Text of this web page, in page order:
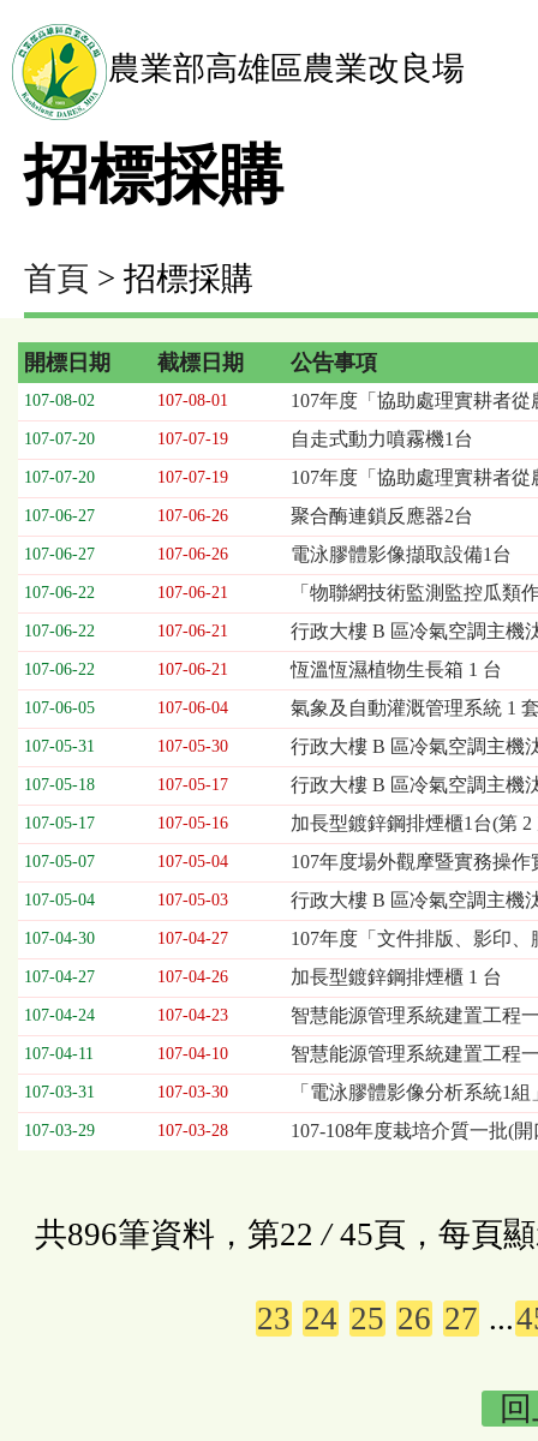
農業部高雄區農業改良場
招標採購
首頁 > 招標採購
招
標
採
購
列
表，
欄
位
依
序
開
標
期、
截
標
日
期、
公
告
事
項
開標日期 截標日期 公告事項
107-08-02 107-08-01 107年度「協助處理實耕者
107-07-20 107-07-19 自走式動力噴霧機1台
107-07-20 107-07-19 107年度「協助處理實耕者
107-06-27 107-06-26 聚合酶連鎖反應器2台
107-06-27 107-06-26 電泳膠體影像擷取設備1台
107-06-22 107-06-21 「物聯網技術監測監控瓜類
107-06-22 107-06-21 行政大樓 B 區冷氣空調主機
107-06-22 107-06-21 恆溫恆濕植物生長箱 1 台
107-06-05 107-06-04 氣象及自動灌溉管理系統 1
107-05-31 107-05-30 行政大樓 B 區冷氣空調主機
107-05-18 107-05-17 行政大樓 B 區冷氣空調主機
107-05-17 107-05-16 加長型鍍鋅鋼排煙櫃1台(第 2
107-05-07 107-05-04 107年度場外觀摩暨實務操
107-05-04 107-05-03 行政大樓 B 區冷氣空調主機
107-04-30 107-04-27 107年度「文件排版、影印
107-04-27 107-04-26 加長型鍍鋅鋼排煙櫃 1 台
107-04-24 107-04-23 智慧能源管理系統建置工程
107-04-11 107-04-10 智慧能源管理系統建置工程
107-03-31 107-03-30 「電泳膠體影像分析系統1
107-03-29 107-03-28 107-108年度栽培介質一批(
共896筆資料，第22 /45頁，每頁
23 24 25 26 27 ...